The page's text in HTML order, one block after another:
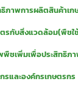
ธิภาพการผลิตสินค้าเก
ตรกับสิ่งแวดล้อม(พืช
พืชเพิ่มเพื่อประสิทธิภ
รและองค์กรเกษตรกร